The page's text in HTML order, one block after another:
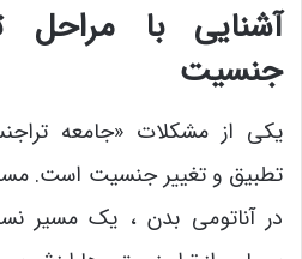
آشنایی با مراحل
جنسیت
یکی از مشکلات «جامعه
تطبیق و تغییر جنسیت است.
در آناتومی بدن ، یک مسیر